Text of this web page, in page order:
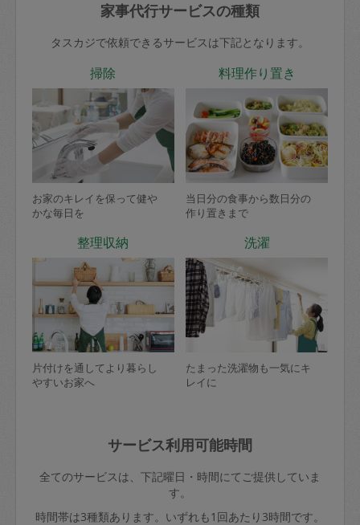
家事代行サービスの種類
タスカジで依頼できるサービスは下記となります。
掃除
お家のキレイを保って健や
かな毎日を
料理作り置き
当日分の食事から数日分の
作り置きまで
整理収納
片付けを通してより暮らし
やすいお家へ
洗濯
たまった洗濯物も一気にキ
レイに
サービス利用可能時間
全てのサービスは、下記曜日・時間にてご提供していま
す。
時間帯は3種類あります。いずれも1回あたり3時間です。